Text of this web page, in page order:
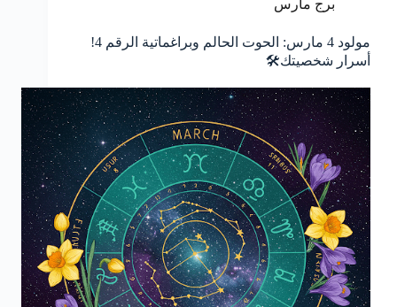
برج مارس
مولود 4 مارس: الحوت الحالم وبراغماتية الرقم 4!
أسرار شخصيتك🛠️